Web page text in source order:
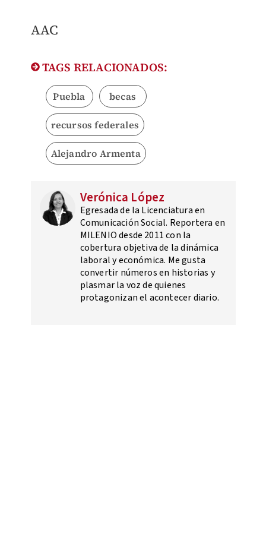
AAC
TAGS RELACIONADOS:
Puebla becas
recursos federales
Alejandro Armenta
Verónica López
Egresada de la Licenciatura en
Comunicación Social. Reportera en
MILENIO desde 2011 con la
cobertura objetiva de la dinámica
laboral y económica. Me gusta
convertir números en historias y
plasmar la voz de quienes
protagonizan el acontecer diario.